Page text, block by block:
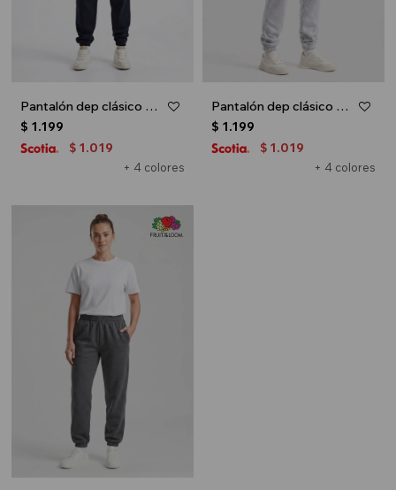
Pantalón dep clásico c/puños elásticos - UNISEX - Azul oscuro
+ 4 colores
$ 1.199
$ 1.019
Pantalón dep clásico c/puños elásticos - UNISEX - Gris melange claro
+ 4 colores
$ 1.199
$ 1.019